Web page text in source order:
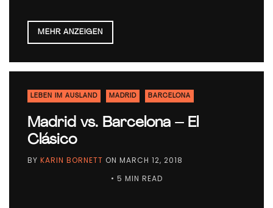
MEHR ANZEIGEN
LEBEN IM AUSLAND MADRID BARCELONA
Madrid vs. Barcelona – El
Clásico
BY KARIN BORNETT ON MARCH 12, 2018
• 5 MIN READ